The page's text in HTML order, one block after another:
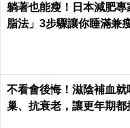
躺著也能瘦！日本減肥
脂法」3步驟讓你睡滿兼
不看會後悔！滋陰補血
巢、抗衰老，讓更年期都